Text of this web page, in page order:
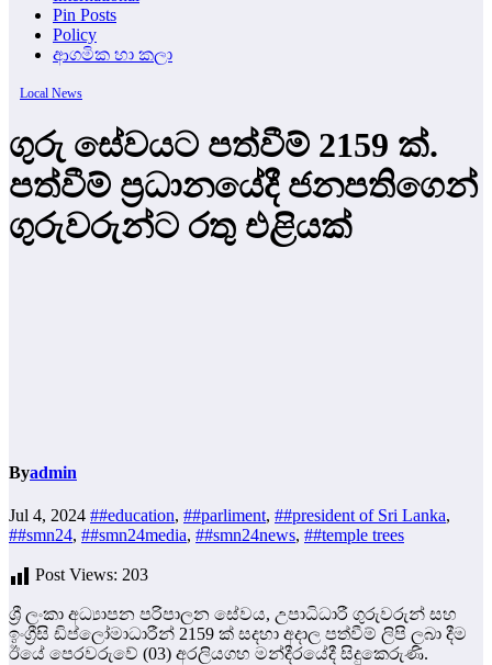
Pin Posts
Policy
ආගමික හා කලා
Local News
ගුරු සේවයට පත්වීම් 2159 ක්.
පත්වීම් ප්‍රධානයේදී ජනපතිගෙන්
ගුරුවරුන්ට රතු එළියක්
Byadmin
Jul 4, 2024 ##education, ##parliment, ##president of Sri Lanka,
##smn24, ##smn24media, ##smn24news, ##temple trees
Post Views: 203
ශ්‍රී ලංකා අධ්‍යාපන පරිපාලන සේවය, උපාධිධාරී ගුරුවරුන් සහ
ඉංග්‍රීසි ඩිප්ලෝමාධාරීන් 2159 ක් සදහා අදාල පත්වීම් ලිපි ලබා දීම
ඊයේ පෙරවරුවේ (03) අරලියගහ මන්දීරයේදී සිදුකෙරුණි.